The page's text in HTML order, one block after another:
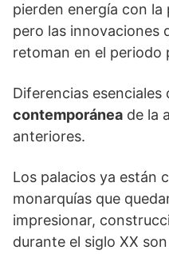
pierden energía con la
pero las innovaciones
retoman en el periodo
Diferencias esenciales
contemporánea de la
anteriores.
Los palacios ya están
monarquías que
impresionar,
durante el siglo XX